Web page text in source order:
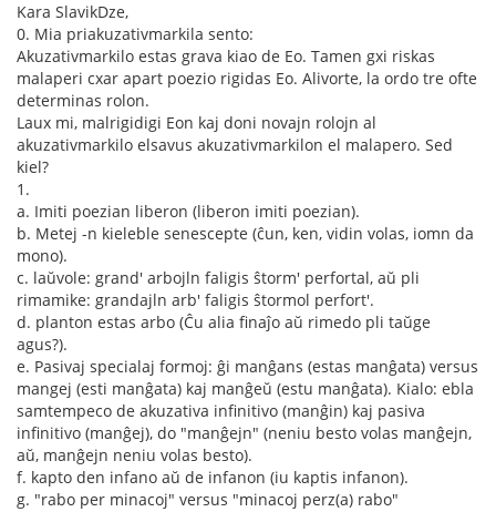
Kara SlavikDze,
0. Mia priakuzativmarkila sento:
Akuzativmarkilo estas grava kiao de Eo. Tamen gxi riskas
malaperi cxar apart poezio rigidas Eo. Alivorte, la ordo tre ofte
determinas rolon.
Laux mi, malrigidigi Eon kaj doni novajn rolojn al
akuzativmarkilo elsavus akuzativmarkilon el malapero. Sed
kiel?
1.
a. Imiti poezian liberon (liberon imiti poezian).
b. Metej -n kieleble senescepte (ĉun, ken, vidin volas, iomn da
mono).
c. laŭvole: grand' arbojln faligis ŝtorm' perfortal, aŭ pli
rimamike: grandajln arb' faligis ŝtormol perfort'.
d. planton estas arbo (Ĉu alia finaĵo aŭ rimedo pli taŭge
agus?).
e. Pasivaj specialaj formoj: ĝi manĝans (estas manĝata) versus
mangej (esti manĝata) kaj manĝeŭ (estu manĝata). Kialo: ebla
samtempeco de akuzativa infinitivo (manĝin) kaj pasiva
infinitivo (manĝej), do "manĝejn" (neniu besto volas manĝejn,
aŭ, manĝejn neniu volas besto).
f. kapto den infano aŭ de infanon (iu kaptis infanon).
g. "rabo per minacoj" versus "minacoj perz(a) rabo"